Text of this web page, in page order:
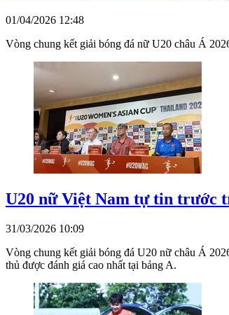
01/04/2026 12:48
Vòng chung kết giải bóng đá nữ U20 châu Á
U20 nữ Việt Nam tự tin trước
31/03/2026 10:09
Vòng chung kết giải bóng đá U20 nữ châu Á
thủ được đánh giá cao nhất tại bảng A.